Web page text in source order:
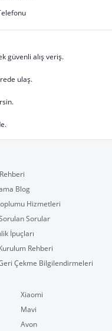
güvenli alış veriş.
ulaş.
Blog
Hizmetleri
Sorular
İpuçları
Rehberi
Çekme Bilgilendirmeleri
Xiaomi
Mavi
Avon